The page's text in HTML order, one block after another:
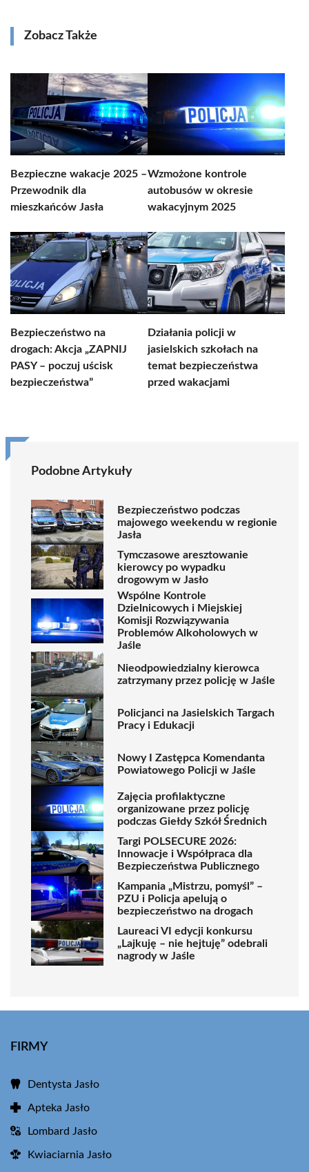
Zobacz Także
Bezpieczne wakacje 2025 –
Przewodnik dla
mieszkańców Jasła
Wzmożone kontrole
autobusów w okresie
wakacyjnym 2025
Bezpieczeństwo na
drogach: Akcja „ZAPNIJ
PASY – poczuj uścisk
bezpieczeństwa”
Działania policji w
jasielskich szkołach na
temat bezpieczeństwa
przed wakacjami
Podobne Artykuły
Bezpieczeństwo podczas
majowego weekendu w regionie
Jasła
Tymczasowe aresztowanie
kierowcy po wypadku
drogowym w Jasło
Wspólne Kontrole
Dzielnicowych i Miejskiej
Komisji Rozwiązywania
Problemów Alkoholowych w
Jaśle
Nieodpowiedzialny kierowca
zatrzymany przez policję w Jaśle
Policjanci na Jasielskich Targach
Pracy i Edukacji
Nowy I Zastępca Komendanta
Powiatowego Policji w Jaśle
Zajęcia profilaktyczne
organizowane przez policję
podczas Giełdy Szkół Średnich
Targi POLSECURE 2026:
Innowacje i Współpraca dla
Bezpieczeństwa Publicznego
Kampania „Mistrzu, pomyśl” –
PZU i Policja apelują o
bezpieczeństwo na drogach
Laureaci VI edycji konkursu
„Lajkuję – nie hejtuję” odebrali
nagrody w Jaśle
FIRMY
Dentysta Jasło
Apteka Jasło
Lombard Jasło
Kwiaciarnia Jasło